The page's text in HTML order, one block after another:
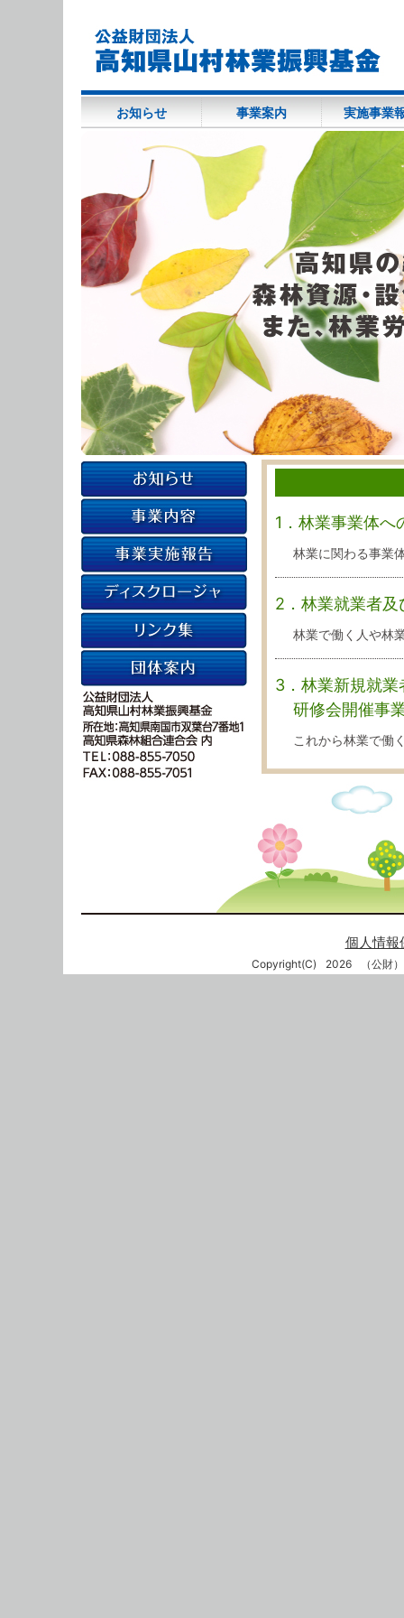
お知らせ 事業案内 実施事業
1． 林業事業体へ
林業に関わる事業
2． 林業就業者及
林業で働く人や林
3． 林業新規就業
研修会開催事
これから林業で働
個人情報
Copyright(C) 2026 （公財